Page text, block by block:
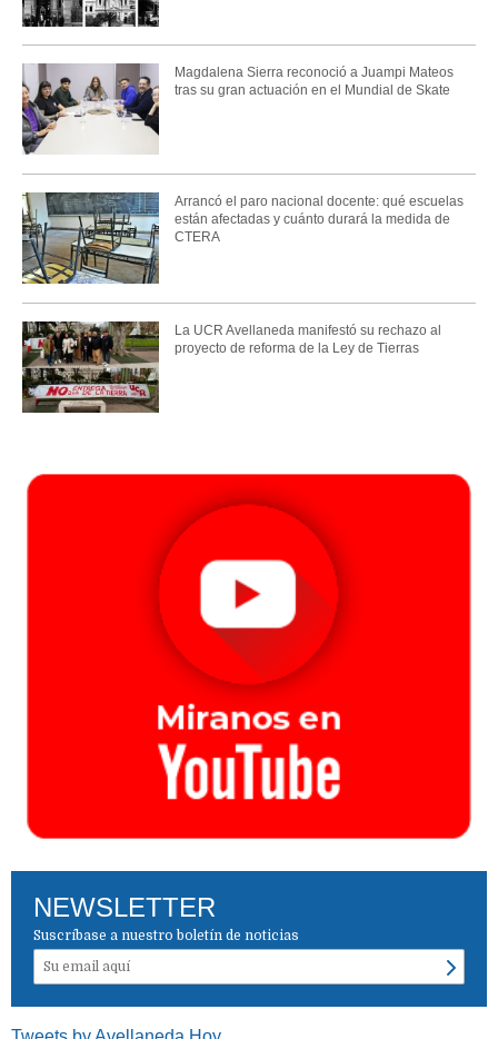
Magdalena Sierra reconoció a Juampi Mateos
tras su gran actuación en el Mundial de Skate
Arrancó el paro nacional docente: qué escuelas
están afectadas y cuánto durará la medida de
CTERA
La UCR Avellaneda manifestó su rechazo al
proyecto de reforma de la Ley de Tierras
NEWSLETTER
Suscríbase a nuestro boletín de noticias